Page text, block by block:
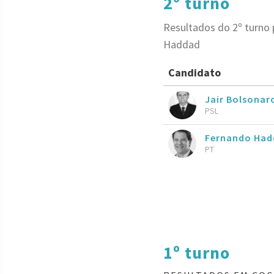
Resultados do 2º
Haddad
Candidato
Jair
PSL
Fernando
PT
1º turno